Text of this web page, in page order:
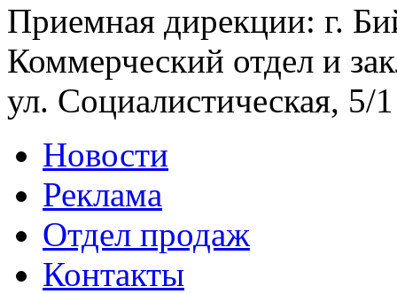
Приемная дирекции: г.
Коммерческий отдел и
ул. Социалистическая, 5/1
Новости
Реклама
Отдел продаж
Контакты